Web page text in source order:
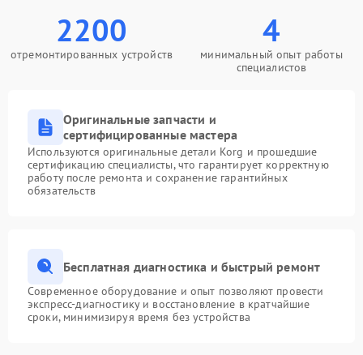
2200
отремонтированных устройств
4
минимальный опыт работы
специалистов
Оригинальные запчасти и
сертифицированные мастера
Используются оригинальные детали Korg и прошедшие
сертификацию специалисты, что гарантирует корректную
работу после ремонта и сохранение гарантийных
обязательств
Бесплатная диагностика и быстрый ремонт
Современное оборудование и опыт позволяют провести
экспресс-диагностику и восстановление в кратчайшие
сроки, минимизируя время без устройства